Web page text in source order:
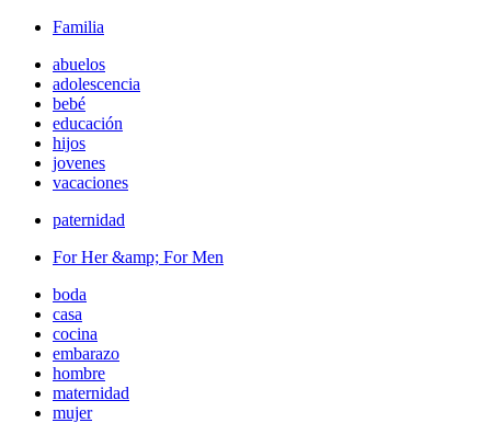
Familia
abuelos
adolescencia
bebé
educación
hijos
jovenes
vacaciones
paternidad
For Her &amp; For Men
boda
casa
cocina
embarazo
hombre
maternidad
mujer